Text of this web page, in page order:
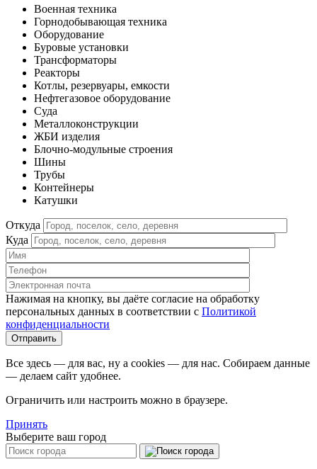
Военная техника
Горнодобывающая техника
Оборудование
Буровые установки
Трансформаторы
Реакторы
Котлы, резервуары, емкости
Нефтегазовое оборудование
Cуда
Металлоконструкции
ЖБИ изделия
Блочно-модульные строения
Шины
Трубы
Контейнеры
Катушки
Откуда
Куда
Нажимая на кнопку, вы даёте согласие на обработку
персональных данных в соответствии c Политикой
конфиденциальности
Все здесь — для вас, ну а cookies — для нас. Собираем данные
— делаем сайт удобнее.
Ограничить или настроить можно в браузере.
Принять
Выберите ваш город